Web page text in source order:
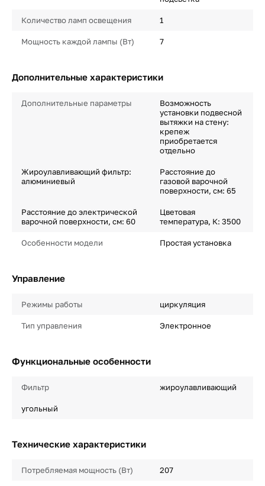
Количество ламп освещения 1
Мощность каждой лампы (Вт) 7
Дополнительные характеристики
Дополнительные параметры
Возможность
установки подвесной
вытяжки на стену:
крепеж
приобретается
отдельно
Жироулавливающий фильтр:
алюминиевый
Расстояние до
газовой варочной
поверхности, см: 65
Расстояние до электрической
варочной поверхности, см: 60
Цветовая
температура, К: 3500
Особенности модели Простая установка
Управление
Режимы работы циркуляция
Тип управления Электронное
Функциональные особенности
Фильтр жироулавливающий
угольный
Технические характеристики
Потребляемая мощность (Вт) 207